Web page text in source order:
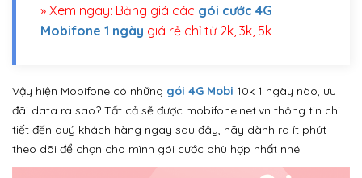
» Xem ngay: Bảng giá các gói cước 4G
Mobifone 1 ngày giá rẻ chỉ từ 2k, 3k, 5k
Vậy hiện Mobifone có những gói 4G Mobi 10k 1 ngày nào, ưu
đãi data ra sao? Tất cả sẽ được mobifone.net.vn thông tin chi
tiết đến quý khách hàng ngay sau đây, hãy dành ra ít phút
theo dõi để chọn cho mình gói cước phù hợp nhất nhé.